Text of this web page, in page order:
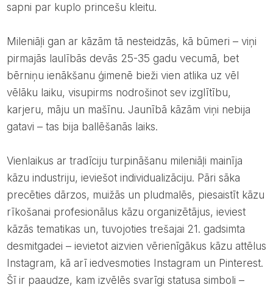
sapni par kuplo princešu kleitu.
Mileniāļi gan ar kāzām tā nesteidzās, kā būmeri – viņi
pirmajās laulībās devās 25-35 gadu vecumā, bet
bērniņu ienākšanu ģimenē bieži vien atlika uz vēl
vēlāku laiku, visupirms nodrošinot sev izglītību,
karjeru, māju un mašīnu. Jaunībā kāzām viņi nebija
gatavi – tas bija ballēšanās laiks.
Vienlaikus ar tradīciju turpināšanu mileniāļi mainīja
kāzu industriju, ieviešot individualizāciju. Pāri sāka
precēties dārzos, muižās un pludmalēs, piesaistīt kāzu
rīkošanai profesionālus kāzu organizētājus, ieviest
kāzās tematikas un, tuvojoties trešajai 21. gadsimta
desmitgadei – ievietot aizvien vērienīgākus kāzu attēlus
Instagram, kā arī iedvesmoties Instagram un Pinterest.
Šī ir paaudze, kam izvēlēs svarīgi statusa simboli –